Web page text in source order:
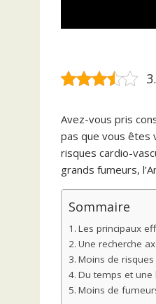
Avez-vous pris
pas que vous êtes
risques cardio-
grands fumeurs,
Sommaire
Les principaux
Une recherche
Moins de
Du temps et une
Moins de